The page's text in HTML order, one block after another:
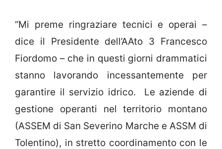
“Mi preme ringraziare tecnici e operai –
dice il Presidente dell’AAto 3 Francesco
Fiordomo – che in questi giorni drammatici
stanno lavorando incessantemente per
garantire il servizio idrico. Le aziende di
gestione operanti nel territorio montano
(ASSEM di San Severino Marche e ASSM di
Tolentino), in stretto coordinamento con le